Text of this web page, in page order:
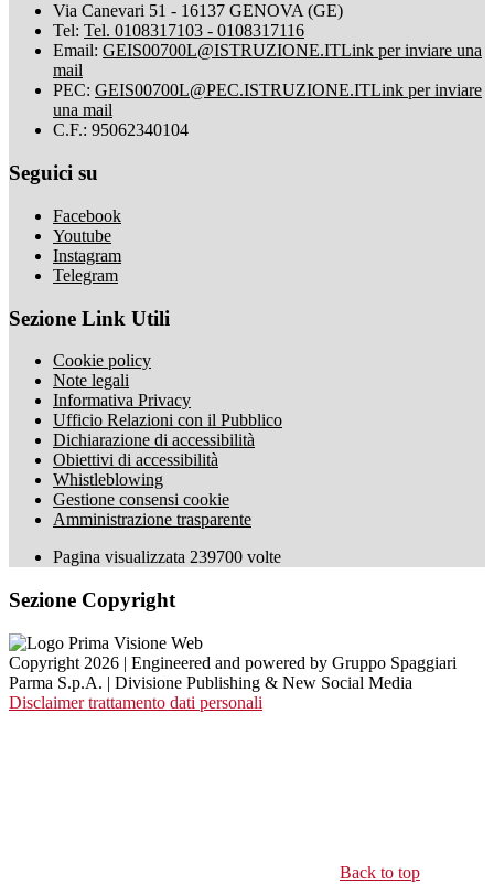
Via Canevari 51 - 16137 GENOVA (GE)
Tel: Tel. 0108317103 - 0108317116
Email: GEIS00700L@ISTRUZIONE.ITLink per inviare una
mail
PEC: GEIS00700L@PEC.ISTRUZIONE.ITLink per inviare
una mail
C.F.: 95062340104
Seguici su
Facebook
Youtube
Instagram
Telegram
Sezione Link Utili
Cookie policy
Note legali
Informativa Privacy
Ufficio Relazioni con il Pubblico
Dichiarazione di accessibilità
Obiettivi di accessibilità
Whistleblowing
Gestione consensi cookie
Amministrazione trasparente
Pagina visualizzata 239700 volte
Sezione Copyright
Copyright 2026 | Engineered and powered by Gruppo Spaggiari
Parma S.p.A. | Divisione Publishing & New Social Media
Disclaimer trattamento dati personali
Back to top